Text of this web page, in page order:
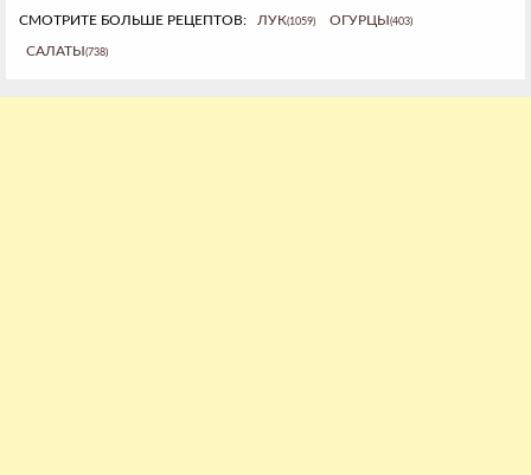
СМОТРИТЕ БОЛЬШЕ РЕЦЕПТОВ: ЛУК(1059) ОГУРЦЫ(403)
САЛАТЫ(738)